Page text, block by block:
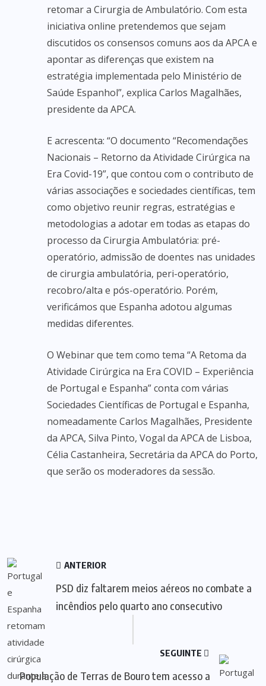
retomar a Cirurgia de Ambulatório. Com esta
iniciativa online pretendemos que sejam
discutidos os consensos comuns aos da APCA e
apontar as diferenças que existem na
estratégia implementada pelo Ministério de
Saúde Espanhol”, explica Carlos Magalhães,
presidente da APCA.
E acrescenta: “O documento “Recomendações
Nacionais – Retorno da Atividade Cirúrgica na
Era Covid-19”, que contou com o contributo de
várias associações e sociedades científicas, tem
como objetivo reunir regras, estratégias e
metodologias a adotar em todas as etapas do
processo da Cirurgia Ambulatória: pré-
operatório, admissão de doentes nas unidades
de cirurgia ambulatória, peri-operatório,
recobro/alta e pós-operatório. Porém,
verificámos que Espanha adotou algumas
medidas diferentes.
O Webinar que tem como tema “A Retoma da
Atividade Cirúrgica na Era COVID – Experiência
de Portugal e Espanha” conta com várias
Sociedades Científicas de Portugal e Espanha,
nomeadamente Carlos Magalhães, Presidente
da APCA, Silva Pinto, Vogal da APCA de Lisboa,
Célia Castanheira, Secretária da APCA do Porto,
que serão os moderadores da sessão.
ANTERIOR
PSD diz faltarem meios aéreos no combate a
incêndios pelo quarto ano consecutivo
SEGUINTE
População de Terras de Bouro tem acesso a